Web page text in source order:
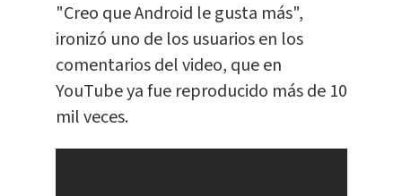
"Creo que Android le gusta más",
ironizó uno de los usuarios en los
comentarios del video, que en
YouTube ya fue reproducido más de 10
mil veces.